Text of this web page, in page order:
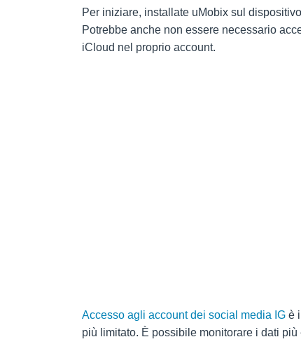
Per iniziare, installate uMobix sul
Potrebbe anche non essere necessario
iCloud nel proprio account.
Accesso agli account dei social media IG è
più limitato. È possibile monitorare i dati